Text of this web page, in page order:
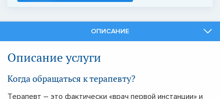
ОПИСАНИЕ
Описание услуги
Когда обращаться к терапевту?
Терапевт – это фактически «врач первой инстанции» и